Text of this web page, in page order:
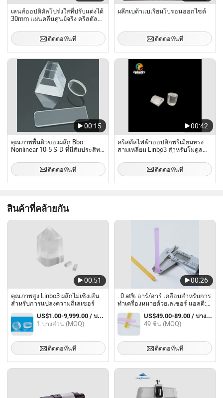
เลนส์ออปติคัลโปร่งใสที่ปรับแต่งได้
30mm แผ่นคลื่นศูนย์จริง คริสตัล
ติดต่อทันที
ผลึกเบต้าแบเรียมโบรอนออกไซด์
ติดต่อทันที
00:15
คุณภาพพื้นผิวของผลึก Bbo
Nonlinear 10-5 S-D ที่มีสัมประสิทธิ์
ติดต่อทันที
00:42
คริสตัลไฟฟ้าออปติกพรีเมียมทรง
สามเหลี่ยม Linbo3 สำหรับโมดูล
ติดต่อทันที
สินค้าที่คล้ายกัน
00:51
คุณภาพสูง Linbo3 ผลึกไม่เชิงเส้น
สำหรับการแปลงความถี่เลเซอร์
US$1.00-9,999.00 / บางส่วน
1 บางส่วน (MOQ)
ติดต่อทันที
00:26
. 0 at% อาร์/อาร์ เคลือบสำหรับการ
ทำเครื่องหมายด้วยเลเซอร์ แอลดี:
ยาก คริสตัล โรด
US$49.00-89.00 / บางส่วน
49 ชิ้น (MOQ)
ติดต่อทันที